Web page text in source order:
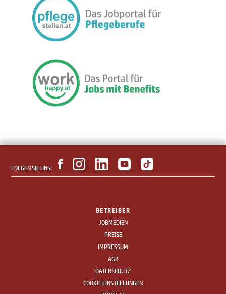
FOLGEN SIE UNS:
BETREIBER
JOBMEDIEN
PREISE
IMPRESSUM
AGB
DATENSCHUTZ
COOKIE EINSTELLUNGEN